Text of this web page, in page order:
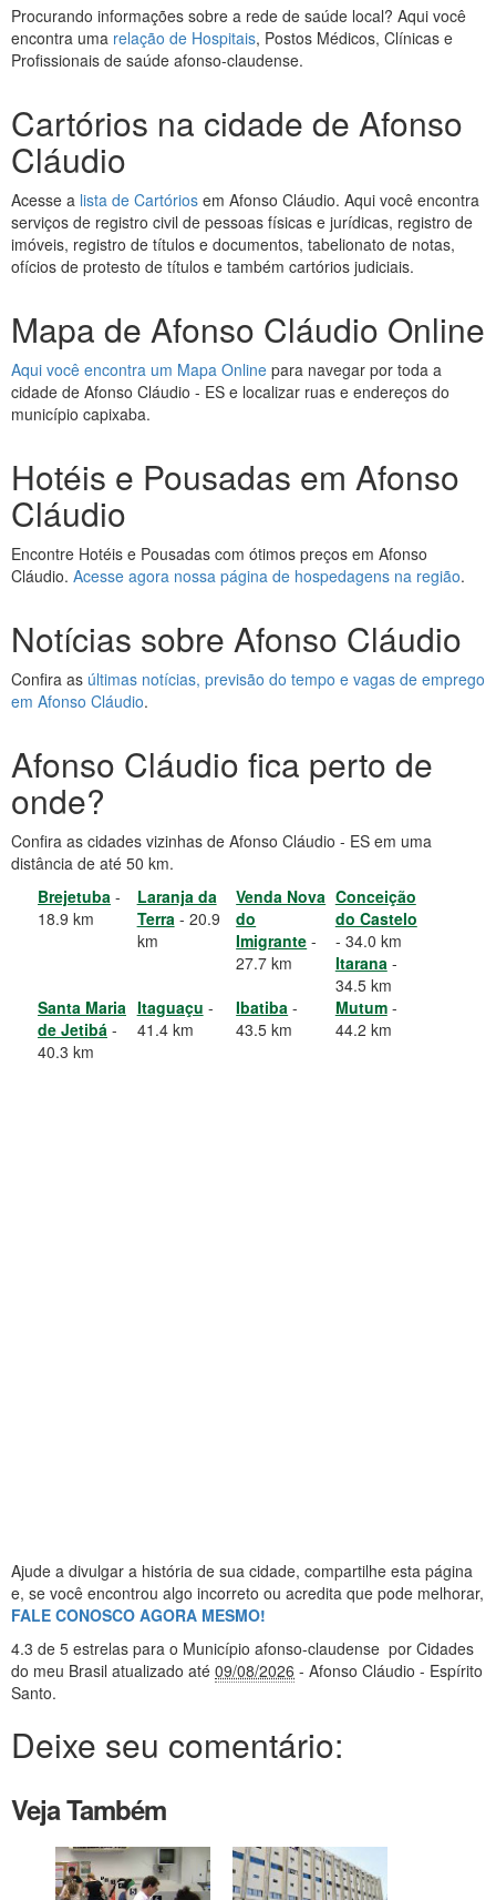
Procurando informações sobre a rede de saúde local? Aqui você
encontra uma relação de Hospitais, Postos Médicos, Clínicas e
Profissionais de saúde afonso-claudense.
Cartórios na cidade de Afonso
Cláudio
Acesse a lista de Cartórios em Afonso Cláudio. Aqui você encontra
serviços de registro civil de pessoas físicas e jurídicas, registro de
imóveis, registro de títulos e documentos, tabelionato de notas,
ofícios de protesto de títulos e também cartórios judiciais.
Mapa de Afonso Cláudio Online
Aqui você encontra um Mapa Online para navegar por toda a
cidade de Afonso Cláudio - ES e localizar ruas e endereços do
município capixaba.
Hotéis e Pousadas em Afonso
Cláudio
Encontre Hotéis e Pousadas com ótimos preços em Afonso
Cláudio. Acesse agora nossa página de hospedagens na região.
Notícias sobre Afonso Cláudio
Confira as últimas notícias, previsão do tempo e vagas de emprego
em Afonso Cláudio.
Afonso Cláudio fica perto de
onde?
Confira as cidades vizinhas de Afonso Cláudio - ES em uma
distância de até 50 km.
Brejetuba -
18.9 km
Laranja da
Terra- 20.9
km
Venda Nova
do
Imigrante -
27.7 km
Conceição
do Castelo
- 34.0 km
Itarana-
34.5 km
Santa Maria
de Jetibá -
40.3 km
Itaguaçu -
41.4 km
Ibatiba -
43.5 km
Mutum-
44.2 km
Ajude a divulgar a história de sua cidade, compartilhe esta página
e, se você encontrou algo incorreto ou acredita que pode melhorar,
FALE CONOSCO AGORA MESMO!
4.3 de 5 estrelas para o Município afonso-claudense por Cidades
do meu Brasil atualizado até 09/08/2026 - Afonso Cláudio - Espírito
Santo.
Deixe seu comentário:
Veja Também